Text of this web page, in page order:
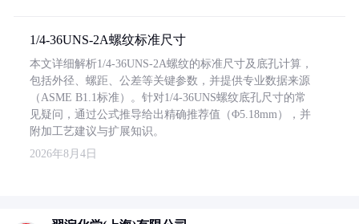
1/4-36UNS-2A螺纹标准尺寸
本文详细解析1/4-36UNS-2A螺纹的标准尺寸及底孔计算，
包括外径、螺距、公差等关键参数，并提供专业数据来源
（ASME B1.1标准）。针对1/4-36UNS螺纹底孔尺寸的常
见疑问，通过公式推导给出精确推荐值（Φ5.18mm），并
附加工艺建议与扩展知识。
2026年8月4日